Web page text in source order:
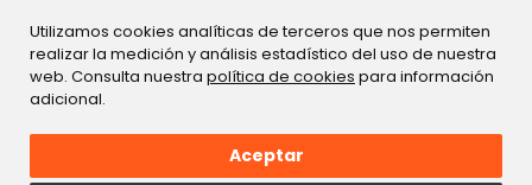
Utilizamos cookies analíticas de terceros que nos permiten
realizar la medición y análisis estadístico del uso de nuestra
web. Consulta nuestra política de cookies para información
adicional.
Aceptar
Mis Pedidos
Mis Favoritos
Mis Presupuestos